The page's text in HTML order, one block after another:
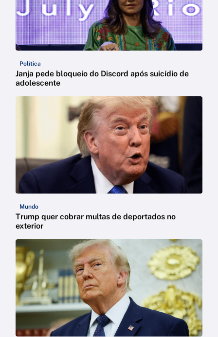
Política
Janja pede bloqueio do Discord após suicídio de
adolescente
Mundo
Trump quer cobrar multas de deportados no
exterior